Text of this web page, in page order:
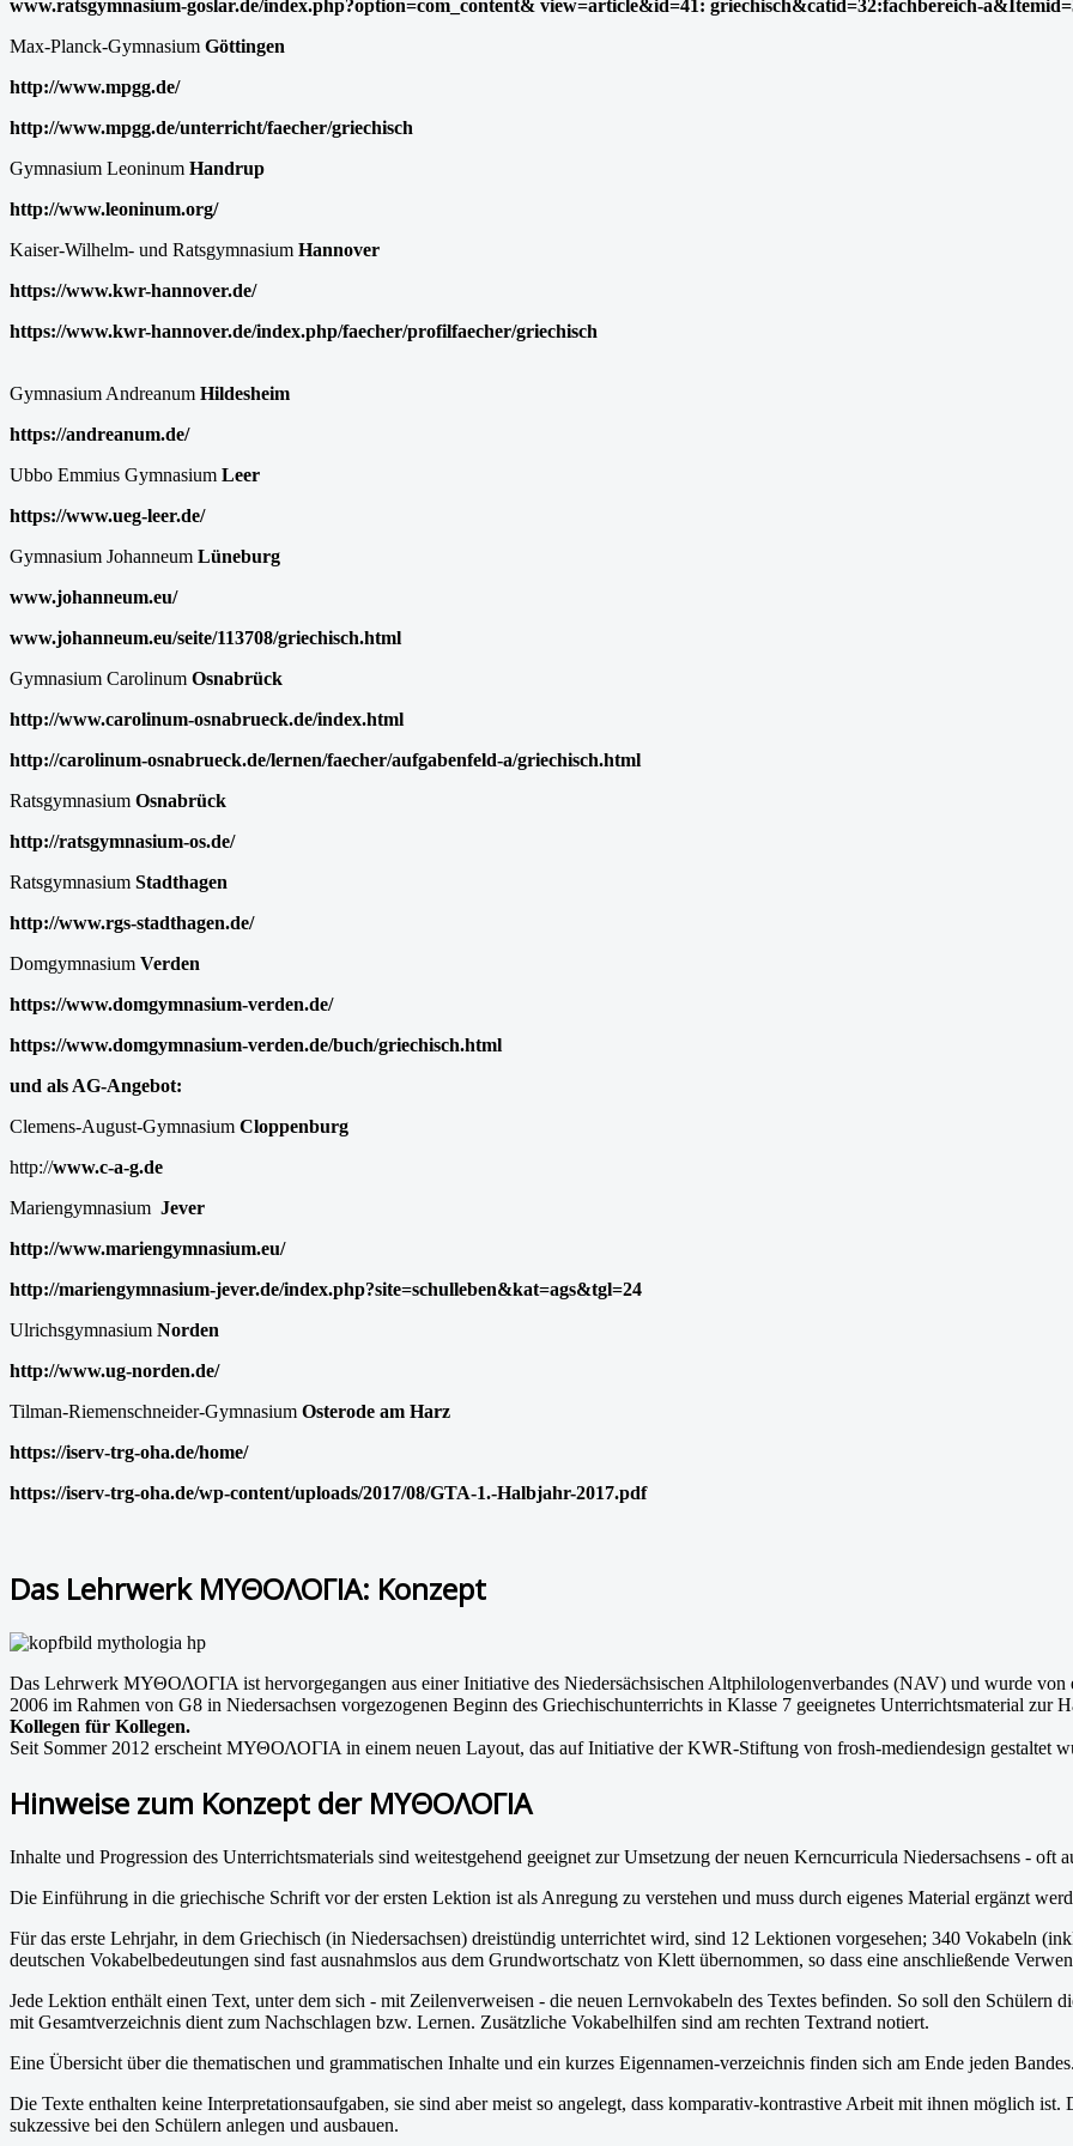
www.ratsgymnasium-goslar.de/index.php?option=com_content& view=article&id=41: griechisch&catid=32:fachbereich-
Max-Planck-Gymnasium Göttingen
http://www.mpgg.de/
http://www.mpgg.de/unterricht/faecher/griechisch
Gymnasium Leoninum Handrup
http://www.leoninum.org/
Kaiser-Wilhelm- und Ratsgymnasium Hannover
https://www.kwr-hannover.de/
https://www.kwr-hannover.de/index.php/faecher/profilfaecher/griechisch
Gymnasium Andreanum Hildesheim
https://andreanum.de/
Ubbo Emmius Gymnasium Leer
https://www.ueg-leer.de/
Gymnasium Johanneum Lüneburg
www.johanneum.eu/
www.johanneum.eu/seite/113708/griechisch.html
Gymnasium Carolinum Osnabrück
http://www.carolinum-osnabrueck.de/index.html
http://carolinum-osnabrueck.de/lernen/faecher/aufgabenfeld-a/griechisch.html
Ratsgymnasium Osnabrück
http://ratsgymnasium-os.de/
Ratsgymnasium Stadthagen
http://www.rgs-stadthagen.de/
Domgymnasium Verden
https://www.domgymnasium-verden.de/
https://www.domgymnasium-verden.de/buch/griechisch.html
und als AG-Angebot:
Clemens-August-Gymnasium Cloppenburg
http://www.c-a-g.de
Mariengymnasium Jever
http://www.mariengymnasium.eu/
http://mariengymnasium-jever.de/index.php?site=schulleben&kat=ags&tgl=24
Ulrichsgymnasium Norden
http://www.ug-norden.de/
Tilman-Riemenschneider-Gymnasium Osterode am Harz
https://iserv-trg-oha.de/home/
https://iserv-trg-oha.de/wp-content/uploads/2017/08/GTA-1.-Halbjahr-2017.pdf
Das Lehrwerk MΥΘΟΛΟΓΙΑ: Konzept
Das Lehrwerk MΥΘΟΛΟΓΙΑ ist hervorgegangen aus einer Initiative des Niedersächsischen Altphilologenverbandes (NAV) und wurde von
2006 im Rahmen von G8 in Niedersachsen vorgezogenen Beginn des Griechischunterrichts in Klasse 7 geeignetes Unterrichtsmaterial zur
Kollegen für Kollegen.
Seit Sommer 2012 erscheint MΥΘΟΛΟΓΙΑ in einem neuen Layout, das auf Initiative der KWR-Stiftung von frosh-mediendesign gestaltet
Hinweise zum Konzept der MΥΘΟΛΟΓΙΑ
Inhalte und Progression des Unterrichtsmaterials sind weitestgehend geeignet zur Umsetzung der neuen Kerncurricula Niedersachsens - oft
Die Einführung in die griechische Schrift vor der ersten Lektion ist als Anregung zu verstehen und muss durch eigenes Material ergänzt
Für das erste Lehrjahr, in dem Griechisch (in Niedersachsen) dreistündig unterrichtet wird, sind 12 Lektionen vorgesehen; 340 Vokabeln
deutschen Vokabelbedeutungen sind fast ausnahmslos aus dem Grundwortschatz von Klett übernommen, so dass eine anschließende
Jede Lektion enthält einen Text, unter dem sich - mit Zeilenverweisen - die neuen Lernvokabeln des Textes befinden. So soll den Schülern
mit Gesamtverzeichnis dient zum Nachschlagen bzw. Lernen. Zusätzliche Vokabelhilfen sind am rechten Textrand notiert.
Eine Übersicht über die thematischen und grammatischen Inhalte und ein kurzes Eigennamen-verzeichnis finden sich am Ende jeden
Die Texte enthalten keine Interpretationsaufgaben, sie sind aber meist so angelegt, dass komparativ-kontrastive Arbeit mit ihnen möglich
sukzessive bei den Schülern anlegen und ausbauen.